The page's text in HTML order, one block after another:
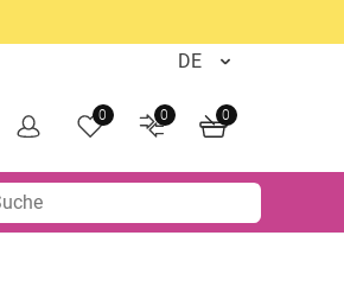
0 0 0